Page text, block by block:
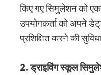
किए गए सिमुलेशन को
उपयोगकर्ता को अपने
प्रशिक्षित करने की
2. ड्राइविंग स्कूल